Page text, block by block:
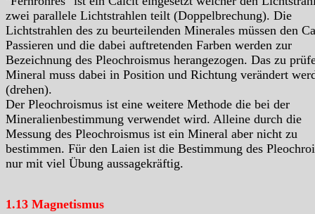
zwei parallele Lichtstrahlen teilt (Doppelbrechung). Die
Lichtstrahlen des zu beurteilenden Minerales müssen den
Passieren und die dabei auftretenden Farben werden zur
Bezeichnung des Pleochroismus herangezogen. Das zu
Mineral muss dabei in Position und Richtung verändert
(drehen).
Der Pleochroismus ist eine weitere Methode die bei der
Mineralienbestimmung verwendet wird. Alleine durch die
Messung des Pleochroismus ist ein Mineral aber nicht zu
bestimmen. Für den Laien ist die Bestimmung des
nur mit viel Übung aussagekräftig.
1.13 Magnetismus